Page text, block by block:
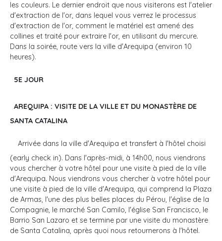
les couleurs. Le dernier endroit que nous visiterons est l'atelier
d'extraction de l'or, dans lequel vous verrez le processus
d'extraction de l'or, comment le matériel est amené des
collines et traité pour extraire l'or, en utilisant du mercure.
Dans la soirée, route vers la ville d'Arequipa (environ 10
heures).
5E JOUR
AREQUIPA : VISITE DE LA VILLE ET DU MONASTÈRE DE
SANTA CATALINA
Arrivée dans la ville d'Arequipa et transfert à l'hôtel choisi
(early check in). Dans l'après-midi, à 14h00, nous viendrons
vous chercher à votre hôtel pour une visite à pied de la ville
d'Arequipa. Nous viendrons vous chercher à votre hôtel pour
une visite à pied de la ville d'Arequipa, qui comprend la Plaza
de Armas, l'une des plus belles places du Pérou, l'église de la
Compagnie, le marché San Camilo, l'église San Francisco, le
Barrio San Lazaro et se termine par une visite du monastère
de Santa Catalina, après quoi nous retournerons à l'hôtel.